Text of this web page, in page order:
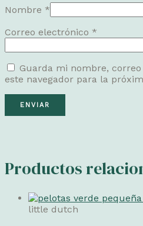
Nombre *
Correo electrónico *
Guarda mi nombre,
este navegador para la
Productos
little dutch